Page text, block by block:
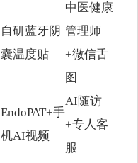
自研蓝牙阴
囊温度贴
中医健康
管理师
+微信舌
图
EndoPAT+手
机AI视频
AI随访
+专人客
服